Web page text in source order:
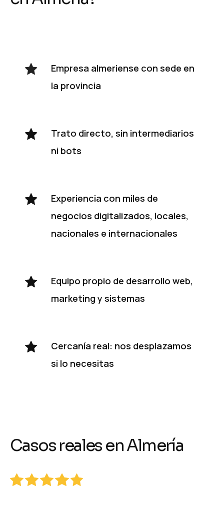
Empresa almeriense con sede en
la provincia
Trato directo, sin intermediarios
ni bots
Experiencia con miles de
negocios digitalizados, locales,
nacionales e internacionales
Equipo propio de desarrollo web,
marketing y sistemas
Cercanía real: nos desplazamos
si lo necesitas
Casos reales en Almería